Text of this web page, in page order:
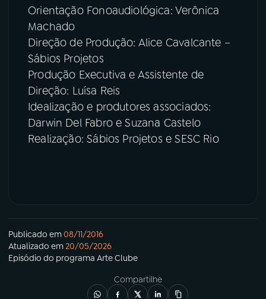
Orientação Fonoaudiológica: Verônica
Machado
Direção de Produção: Alice Cavalcante –
Sábios Projetos
Produção Executiva e Assistente de
Direção: Luísa Reis
Idealização e produtores associados:
Darwin Del Fabro e Suzana Castelo
Realização: Sábios Projetos e SESC Rio
Publicado em08/11/2016
Atualizado em20/05/2026
Episódio do programa Arte Clube
Compartilhe